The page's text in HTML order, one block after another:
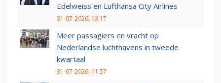
Edelweiss en Lufthansa City Airlines
31-07-2026, 13:17
Meer passagiers en vracht op
Nederlandse luchthavens in tweede
kwartaal
31-07-2026, 11:57